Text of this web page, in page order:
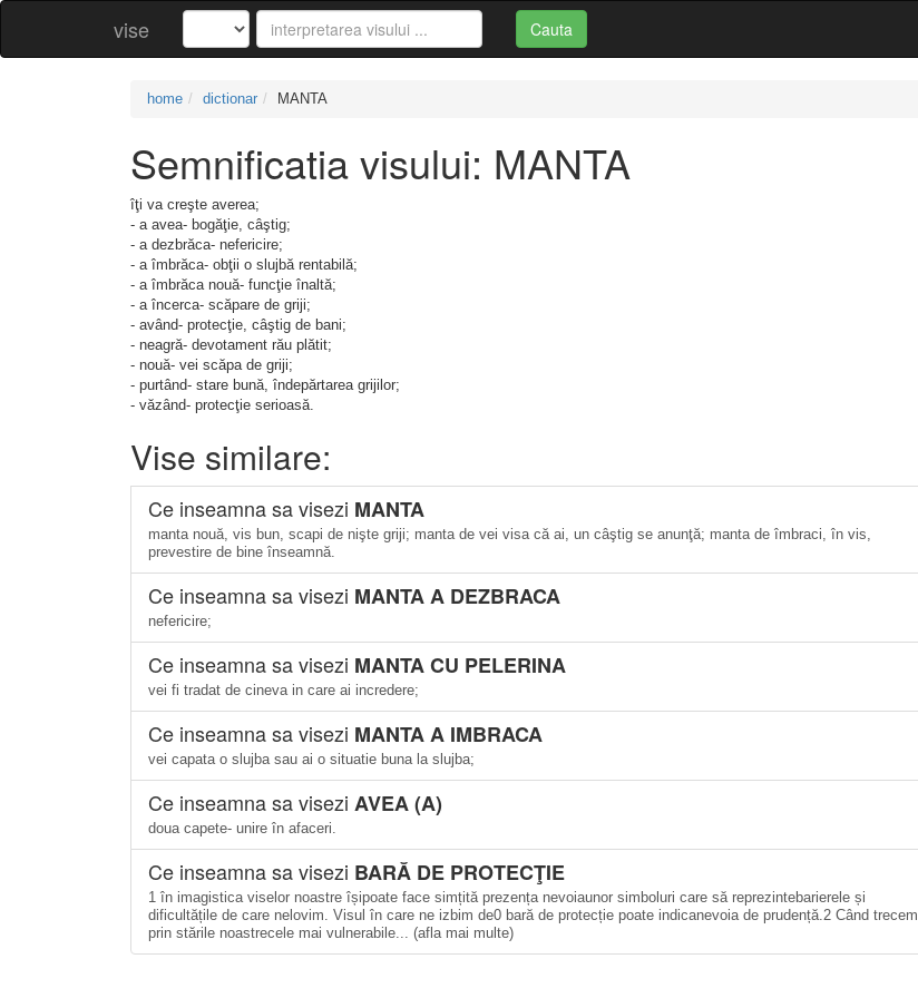
vise Cauta
home dictionar MANTA
Semnificatia visului: MANTA
îţi va creşte averea;
- a avea- bogăţie, câştig;
- a dezbrăca- nefericire;
- a îmbrăca- obţii o slujbă rentabilă;
- a îmbrăca nouă- funcţie înaltă;
- a încerca- scăpare de griji;
- având- protecţie, câştig de bani;
- neagră- devotament rău plătit;
- nouă- vei scăpa de griji;
- purtând- stare bună, îndepărtarea grijilor;
- văzând- protecţie serioasă.
Vise similare:
Ce inseamna sa visezi MANTA
manta nouă, vis bun, scapi de nişte griji; manta de vei visa că ai, un câştig se anunţă; manta de îmbraci, în vis,
prevestire de bine înseamnă.
Ce inseamna sa visezi MANTA A DEZBRACA
nefericire;
Ce inseamna sa visezi MANTA CU PELERINA
vei fi tradat de cineva in care ai incredere;
Ce inseamna sa visezi MANTA A IMBRACA
vei capata o slujba sau ai o situatie buna la slujba;
Ce inseamna sa visezi AVEA (A)
doua capete- unire în afaceri.
Ce inseamna sa visezi BARĂ DE PROTECŢIE
1 în imagistica viselor noastre îșipoate face simțită prezența nevoiaunor simboluri care să reprezintebarierele și
dificultățile de care nelovim. Visul în care ne izbim de0 bară de protecție poate indicanevoia de prudență.2 Când trecem
prin stările noastrecele mai vulnerabile... (afla mai multe)